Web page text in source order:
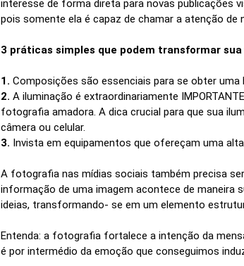
interesse de forma direta para novas publicações
pois somente ela é capaz de chamar a atenção de
3 práticas simples que podem transformar
1. Composições são essenciais para se obter
2. A iluminação é extraordinariamente
fotografia amadora. A dica crucial para que sua
câmera ou celular.
3. Invista em equipamentos que ofereçam uma
A fotografia nas mídias sociais também precisa
informação de uma imagem acontece de maneira
ideias, transformando- se em um elemento
Entenda: a fotografia fortalece a intenção da
é por intermédio da emoção que conseguimos